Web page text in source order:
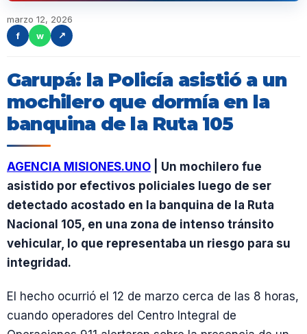
marzo 12, 2026
f
w ↗
Garupá: la Policía asistió a un
mochilero que dormía en la
banquina de la Ruta 105
AGENCIA MISIONES.UNO | Un mochilero fue
asistido por efectivos policiales luego de ser
detectado acostado en la banquina de la Ruta
Nacional 105, en una zona de intenso tránsito
vehicular, lo que representaba un riesgo para su
integridad.
El hecho ocurrió el 12 de marzo cerca de las 8 horas,
cuando operadores del Centro Integral de